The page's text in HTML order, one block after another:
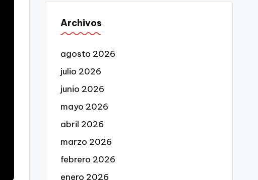
Archivos
agosto 2026
julio 2026
junio 2026
mayo 2026
abril 2026
marzo 2026
febrero 2026
enero 2026